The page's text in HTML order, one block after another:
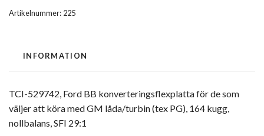
Artikelnummer: 225
INFORMATION
TCI-529742, Ford BB konverteringsflexplatta för de som
väljer att köra med GM låda/turbin (tex PG), 164 kugg,
nollbalans, SFI 29:1